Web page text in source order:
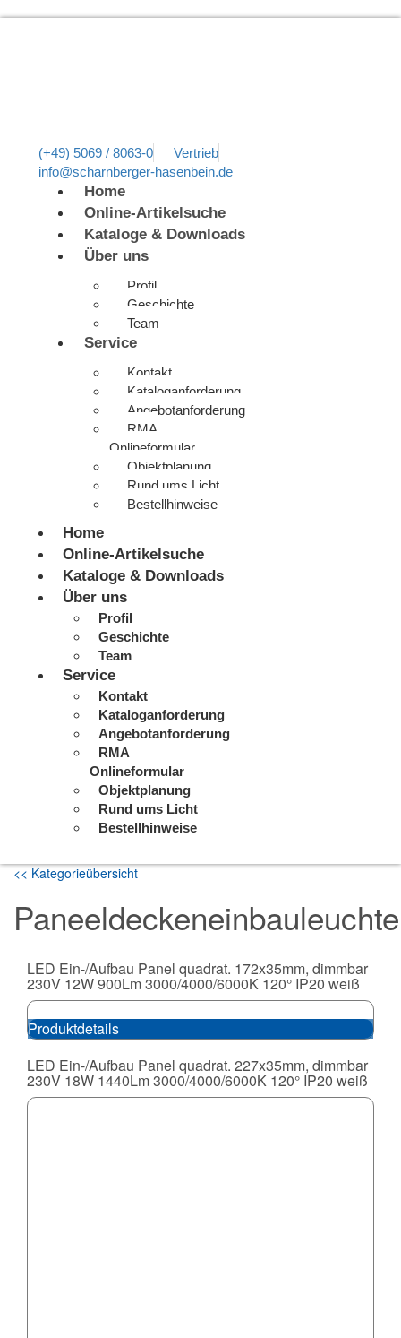
(+49) 5069 / 8063-0
Vertrieb
info@scharnberger-hasenbein.de
Home
Online-Artikelsuche
Kataloge & Downloads
Über uns
Profil
Geschichte
Team
Service
Kontakt
Kataloganforderung
Angebotanforderung
RMA
Onlineformular
Objektplanung
Rund ums Licht
Bestellhinweise
Home
Online-Artikelsuche
Kataloge & Downloads
Über uns
Profil
Geschichte
Team
Service
Kontakt
Kataloganforderung
Angebotanforderung
RMA
Onlineformular
Objektplanung
Rund ums Licht
Bestellhinweise
<< Kategorieübersicht
Paneeldeckeneinbauleuchte
LED Ein-/Aufbau Panel quadrat. 172x35mm, dimmbar
230V 12W 900Lm 3000/4000/6000K 120° IP20 weiß
Produktdetails
LED Ein-/Aufbau Panel quadrat. 227x35mm, dimmbar
230V 18W 1440Lm 3000/4000/6000K 120° IP20 weiß